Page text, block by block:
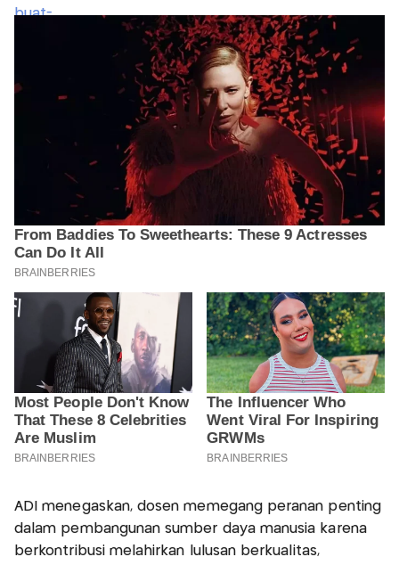
ADI menegaskan, dosen memegang peranan penting
dalam pembangunan sumber daya manusia karena
berkontribusi melahirkan lulusan berkualitas,